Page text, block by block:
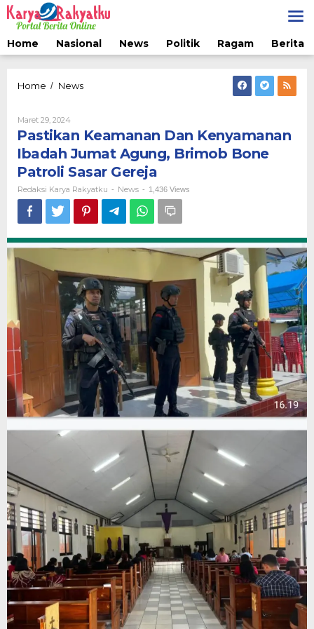
Lewati
ke
konten
Home
Nasional News Politik Ragam Berita
Home / NewsPastikan
Ibadah
Agung,
Brimob
Bone
Patroli
Sasar
Gereja
Maret 29, 2024Oleh
Redaksi
Karya
Rakyatku
Pastikan Keamanan Dan Kenyamanan
Ibadah Jumat Agung, Brimob Bone
Patroli Sasar Gereja
Redaksi Karya Rakyatku - News - 1,436 Views